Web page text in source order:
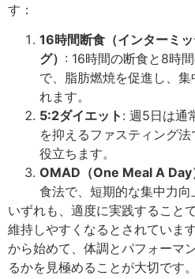
す：
16時間断食（インターミ
グ） : 16時間の断食と8時
で、脂肪燃焼を促進し、
れます。
5:2ダイエット : 週5日は通
を抑えるファスティング
役立ちます。
OMAD（One Meal A Day
食法で、短期的な集中力向
いずれも、適度に実践すること
維持しやすくなるとされていま
から始めて、体調とパフォーマ
るかを見極めることが大切です。